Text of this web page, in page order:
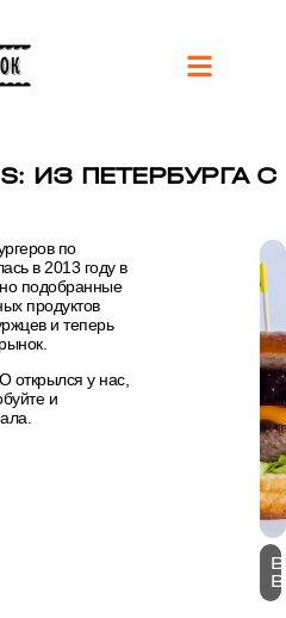
ИЗ ПЕТЕРБУРГА С
по
в 2013 году в
подобранные
продуктов
и теперь
открылся у нас,
и